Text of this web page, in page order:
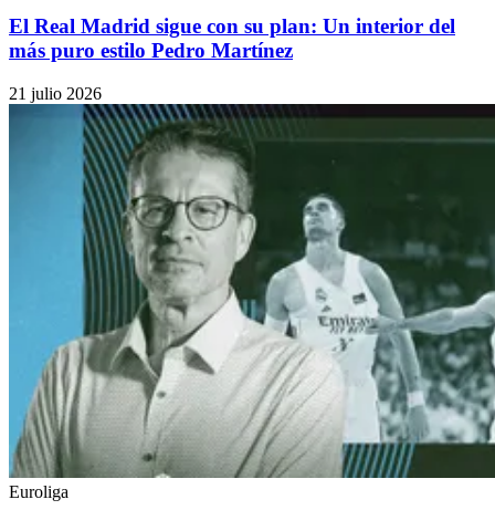
El Real Madrid sigue con su plan: Un interior del
más puro estilo Pedro Martínez
21 julio 2026
Euroliga